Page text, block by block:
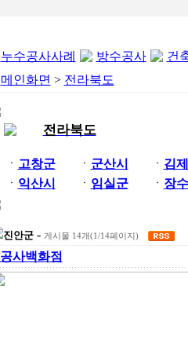
누수공사사례 방수공사
건
메인화면 > 전라북도
전라북도
ㆍ 고창군 ㆍ 군산시 ㆍ 김
ㆍ 익산시 ㆍ 임실군 ㆍ 장
진안군- 게시물 14개(1/14페이지)
공사백화점